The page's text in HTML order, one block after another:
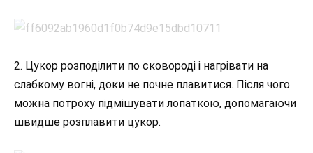
2. Цукор розподілити по сковороді і нагрівати на
слабкому вогні, доки не почне плавитися. Після чого
можна потроху підмішувати лопаткою, допомагаючи
швидше розплавити цукор.